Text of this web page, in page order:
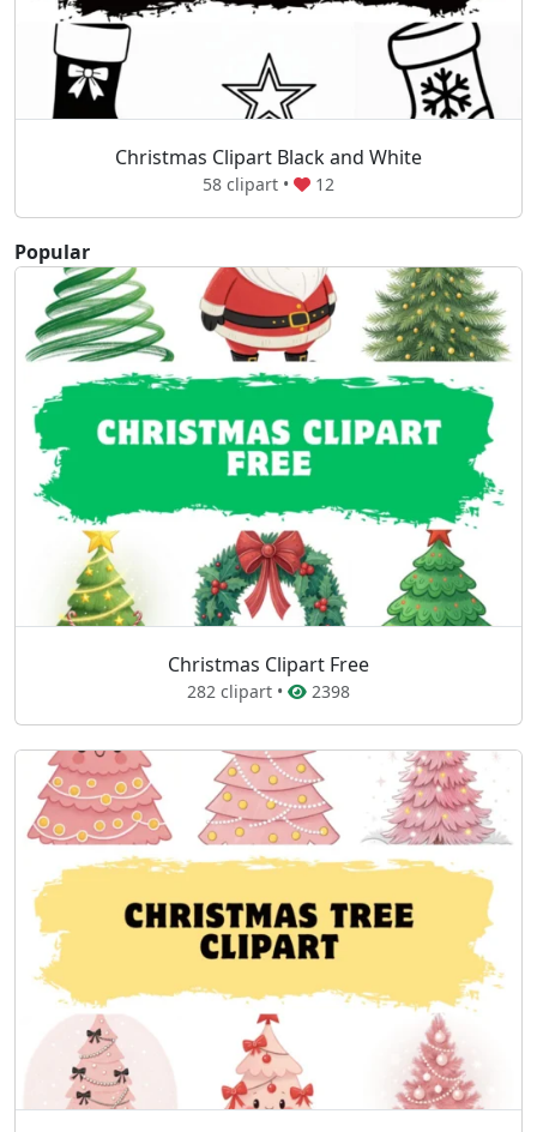
Christmas Clipart Black and White
58 clipart • 12
Popular
Christmas Clipart Free
282 clipart • 2398